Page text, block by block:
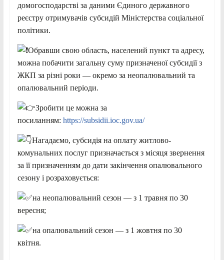
домогосподарстві за даними Єдиного державного
реєстру отримувачів субсидій Міністерства соціальної
політики.
Обравши свою область, населений пункт та адресу,
можна побачити загальну суму призначеної субсидії з
ЖКП за різні роки — окремо за неопалювальний та
опалювальний періоди.
Зробити це можна за
посиланням: https://subsidii.ioc.gov.ua/
Нагадаємо, субсидія на оплату житлово-
комунальних послуг призначається з місяця звернення
за її призначенням до дати закінчення опалювального
сезону і розраховується:
на неопалювальний сезон — з 1 травня по 30
вересня;
на опалювальний сезон — з 1 жовтня по 30
квітня.